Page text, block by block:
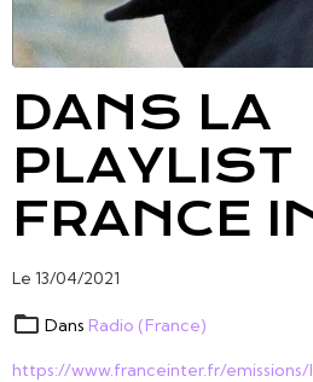
DANS LA
PLAYLIST
FRANCE
Le 13/04/2021
Dans Radio (France)
https://www.franceinter.fr/